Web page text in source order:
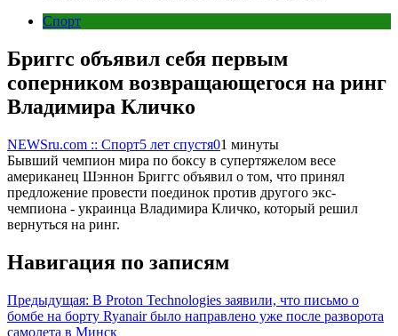
Спорт
Бриггс объявил себя первым
соперником возвращающегося на ринг
Владимира Кличко
NEWSru.com :: Спорт5 лет спустя01 минуты
Бывший чемпион мира по боксу в супертяжелом весе
американец Шэннон Бриггс объявил о том, что принял
предложение провести поединок против другого экс-
чемпиона - украинца Владимира Кличко, который решил
вернуться на ринг.
Навигация по записям
Предыдущая: В Proton Technologies заявили, что письмо о
бомбе на борту Ryanair было направлено уже после разворота
самолета в Минск